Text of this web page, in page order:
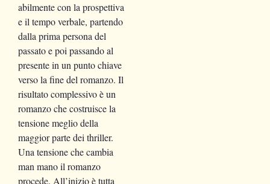
abilmente con la prospettiva
e il tempo verbale, partendo
dalla prima persona del
passato e poi passando al
presente in un punto chiave
verso la fine del romanzo. Il
risultato complessivo è un
romanzo che costruisce la
tensione meglio della
maggior parte dei thriller.
Una tensione che cambia
man mano il romanzo
procede. All’inizio è tutta